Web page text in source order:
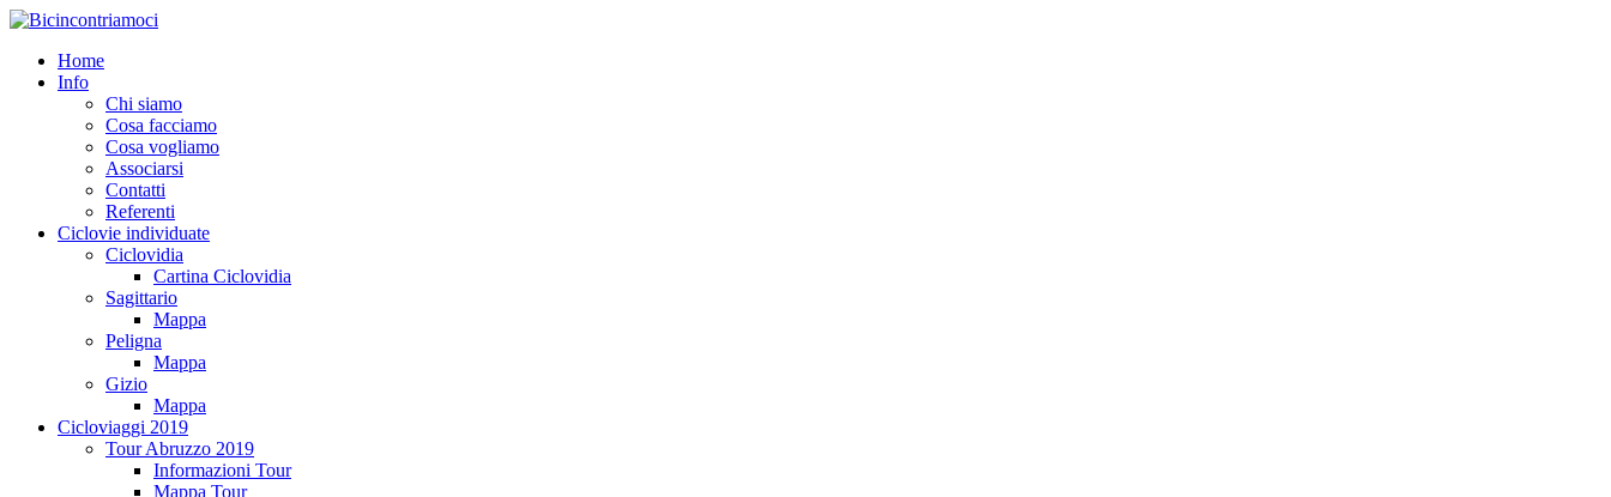
Home
Info
Chi siamo
Cosa facciamo
Cosa vogliamo
Associarsi
Contatti
Referenti
Ciclovie individuate
Ciclovidia
Cartina Ciclovidia
Sagittario
Mappa
Peligna
Mappa
Gizio
Mappa
Cicloviaggi 2019
Tour Abruzzo 2019
Informazioni Tour
Mappa Tour